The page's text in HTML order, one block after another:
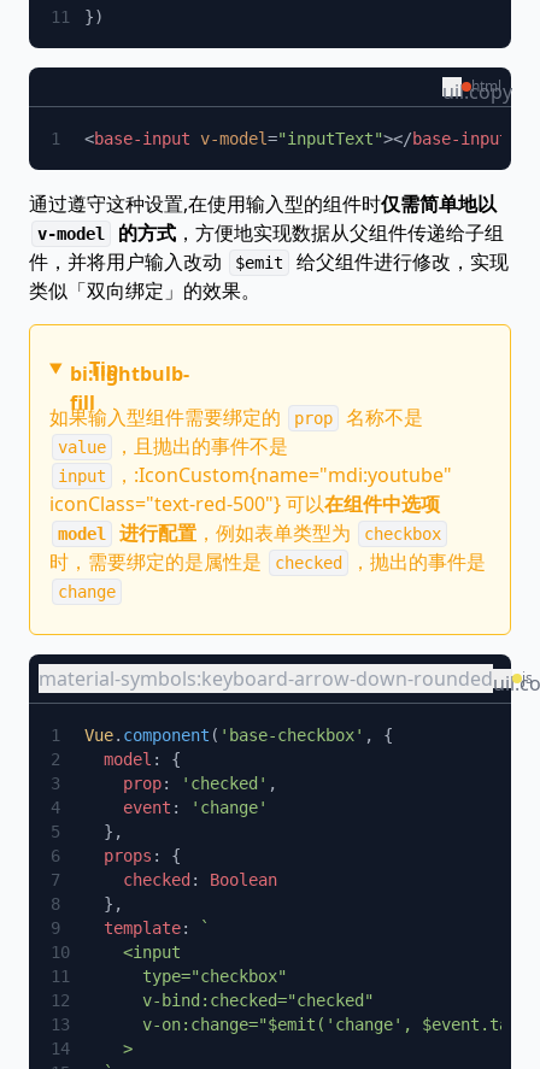
uil:copy
html
<base-input v-model="inputText"></base-input
通过遵守这种设置,在使用输入型的组件时仅需简单地以
v-model 的方式 ，方便地实现数据从父组件传递给子组
件，并将用户输入改动
$emit
给父组件进行修改，实现
类似「双向绑定」的效果。
bi:lightbulb-
fill
Tip
如果输入型组件需要绑定的
prop 名称不是
value ，且抛出的事件不是
input
，:IconCustom{name="mdi:youtube"
iconClass="text-red-500"} 可以在组件中选项
model 进行配置 ，例如表单类型为 checkbox
时，需要绑定的是属性是 checked ，抛出的事件是
change
material-symbols:keyboard-arrow-down-rounded js
Vue. component ( 'base-checkbox'
  model
    prop
: 'checked'
    event
:
  props
    checked
:
  template
: